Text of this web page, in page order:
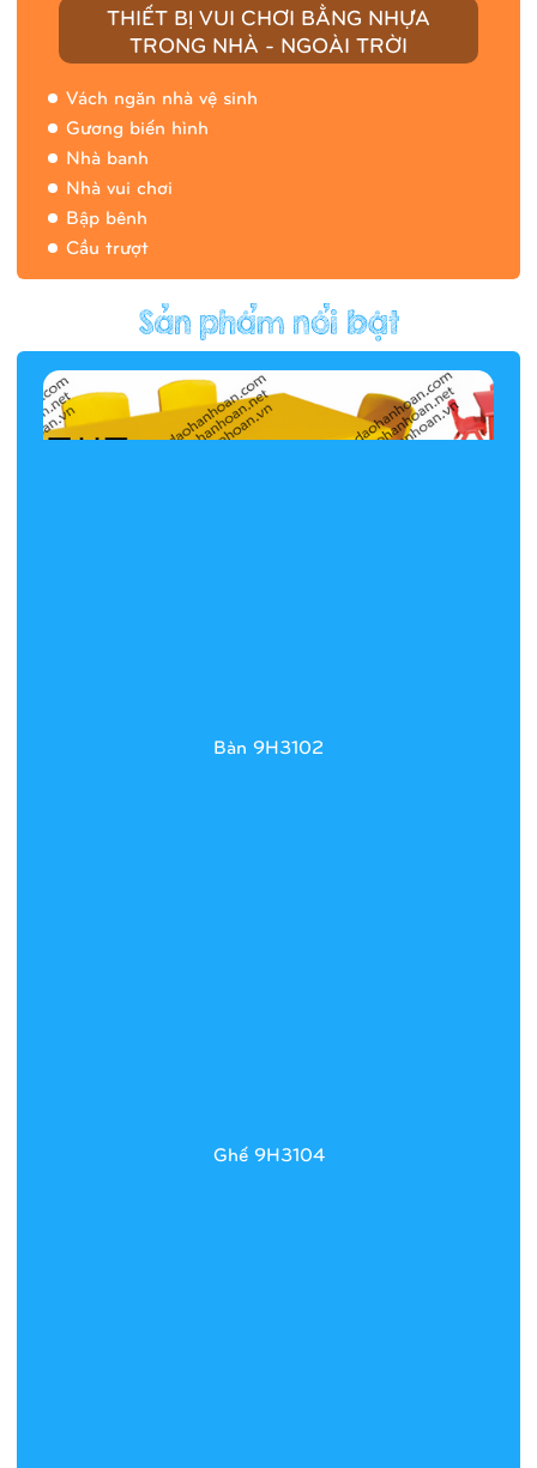
THIẾT BỊ VUI CHƠI BẰNG NHỰA
TRONG NHÀ - NGOÀI TRỜI
Vách ngăn nhà vệ sinh
Gương biến hình
Nhà banh
Nhà vui chơi
Bập bênh
Cầu trượt
Hàng rào/nhà banh 9H5412
Bàn 9H3102
Ghế 9H3104